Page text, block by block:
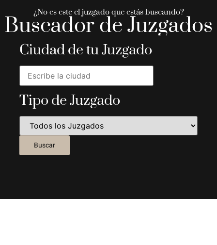
¿No es este el juzgado que estás buscando?
Buscador de Juzgados
Ciudad de tu Juzgado
Tipo de Juzgado